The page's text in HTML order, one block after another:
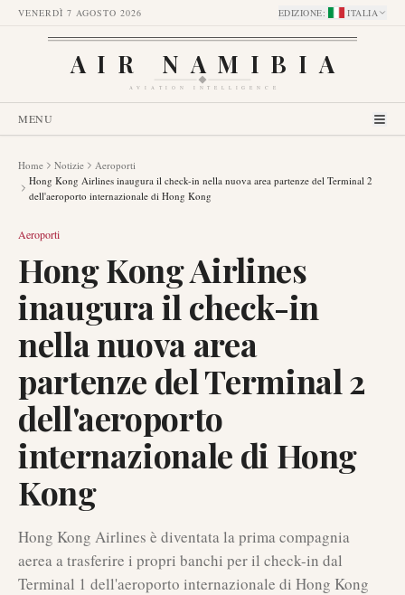
VENERDÌ 7 AGOSTO 2026 EDIZIONE: ITALIA
AIR NAMIBIA
AVIATION INTELLIGENCE
MENU
Home Notizie
Aeroporti
Hong Kong Airlines inaugura il check-in nella nuova area partenze del Terminal 2
dell'aeroporto internazionale di Hong Kong
Aeroporti
Hong Kong Airlines
inaugura il check-in
nella nuova area
partenze del Terminal 2
dell'aeroporto
internazionale di Hong
Kong
Hong Kong Airlines è diventata la prima compagnia
aerea a trasferire i propri banchi per il check-in dal
Terminal 1 dell'aeroporto internazionale di Hong Kong